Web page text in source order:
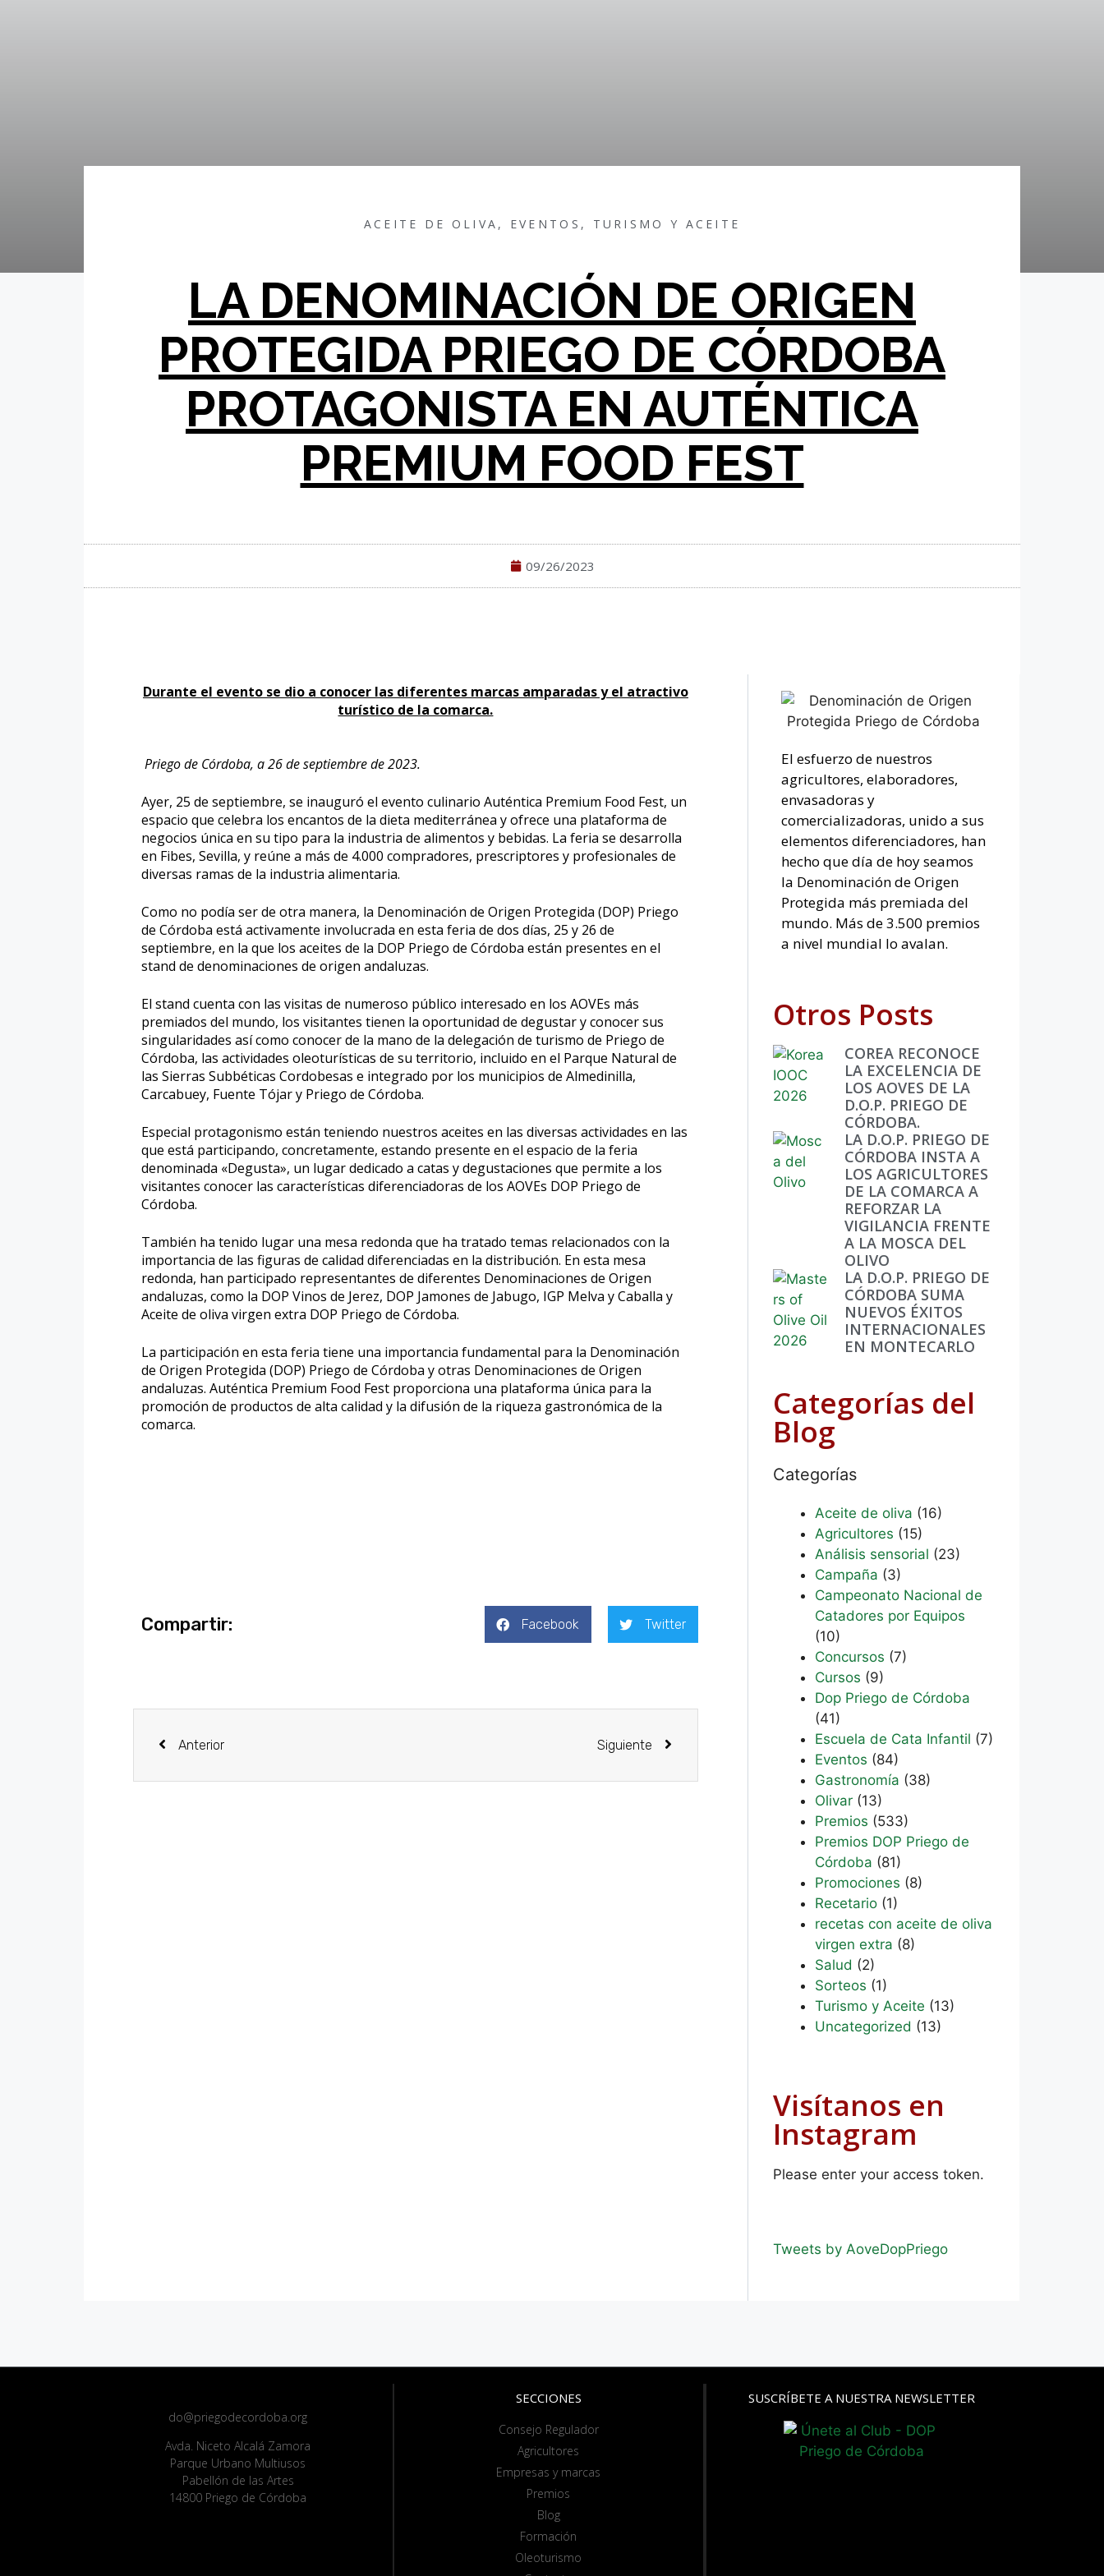
ACEITE DE OLIVA , EVENTOS , TURISMO Y ACEITE
LA DENOMINACIÓN DE ORIGEN
PROTEGIDA PRIEGO DE CÓRDOBA
PROTAGONISTA EN AUTÉNTICA
PREMIUM FOOD FEST
09/26/2023
Durante el evento se dio a conocer las diferentes marcas amparadas y el atractivo
turístico de la comarca.
Priego de Córdoba, a 26 de septiembre de 2023.
Ayer, 25 de septiembre, se inauguró el evento culinario Auténtica Premium Food Fest, un
espacio que celebra los encantos de la dieta mediterránea y ofrece una plataforma de
negocios única en su tipo para la industria de alimentos y bebidas. La feria se desarrolla
en Fibes, Sevilla, y reúne a más de 4.000 compradores, prescriptores y profesionales de
diversas ramas de la industria alimentaria.
Como no podía ser de otra manera, la Denominación de Origen Protegida (DOP) Priego
de Córdoba está activamente involucrada en esta feria de dos días, 25 y 26 de
septiembre, en la que los aceites de la DOP Priego de Córdoba están presentes en el
stand de denominaciones de origen andaluzas.
El stand cuenta con las visitas de numeroso público interesado en los AOVEs más
premiados del mundo, los visitantes tienen la oportunidad de degustar y conocer sus
singularidades así como conocer de la mano de la delegación de turismo de Priego de
Córdoba, las actividades oleoturísticas de su territorio, incluido en el Parque Natural de
las Sierras Subbéticas Cordobesas e integrado por los municipios de Almedinilla,
Carcabuey, Fuente Tójar y Priego de Córdoba.
Especial protagonismo están teniendo nuestros aceites en las diversas actividades en las
que está participando, concretamente, estando presente en el espacio de la feria
denominada «Degusta», un lugar dedicado a catas y degustaciones que permite a los
visitantes conocer las características diferenciadoras de los AOVEs DOP Priego de
Córdoba.
También ha tenido lugar una mesa redonda que ha tratado temas relacionados con la
importancia de las figuras de calidad diferenciadas en la distribución. En esta mesa
redonda, han participado representantes de diferentes Denominaciones de Origen
andaluzas, como la DOP Vinos de Jerez, DOP Jamones de Jabugo, IGP Melva y Caballa y
Aceite de oliva virgen extra DOP Priego de Córdoba.
La participación en esta feria tiene una importancia fundamental para la Denominación
de Origen Protegida (DOP) Priego de Córdoba y otras Denominaciones de Origen
andaluzas. Auténtica Premium Food Fest proporciona una plataforma única para la
promoción de productos de alta calidad y la difusión de la riqueza gastronómica de la
comarca.
Compartir: Facebook Twitter
Anterior Siguiente
El esfuerzo de nuestros
agricultores, elaboradores,
envasadoras y
comercializadoras, unido a sus
elementos diferenciadores, han
hecho que día de hoy seamos
la Denominación de Origen
Protegida más premiada del
mundo. Más de 3.500 premios
a nivel mundial lo avalan.
Otros Posts
COREA RECONOCE
LA EXCELENCIA DE
LOS AOVES DE LA
D.O.P. PRIEGO DE
CÓRDOBA.
LA D.O.P. PRIEGO DE
CÓRDOBA INSTA A
LOS AGRICULTORES
DE LA COMARCA A
REFORZAR LA
VIGILANCIA FRENTE
A LA MOSCA DEL
OLIVO
LA D.O.P. PRIEGO DE
CÓRDOBA SUMA
NUEVOS ÉXITOS
INTERNACIONALES
EN MONTECARLO
Categorías del
Blog
Categorías
Aceite de oliva (16)
Agricultores (15)
Análisis sensorial (23)
Campaña (3)
Campeonato Nacional de
Catadores por Equipos
(10)
Concursos (7)
Cursos (9)
Dop Priego de Córdoba
(41)
Escuela de Cata Infantil (7)
Eventos (84)
Gastronomía (38)
Olivar(13)
Premios (533)
Premios DOP Priego de
Córdoba (81)
Promociones (8)
Recetario(1)
recetas con aceite de oliva
virgen extra (8)
Salud (2)
Sorteos (1)
Turismo y Aceite (13)
Uncategorized (13)
Visítanos en
Instagram
Please enter your access token.
Tweets by AoveDopPriego
do@priegodecordoba.org
Avda. Niceto Alcalá Zamora
Parque Urbano Multiusos
Pabellón de las Artes
14800 Priego de Córdoba
SECCIONES
Consejo Regulador
Agricultores
Empresas y marcas
Premios
Blog
Formación
Oleoturismo
SUSCRÍBETE A NUESTRA NEWSLETTER